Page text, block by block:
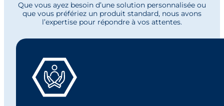
Que vous ayez besoin d’une solution personnalisée ou
que vous préfériez un produit standard, nous avons
l’expertise pour répondre à vos attentes.